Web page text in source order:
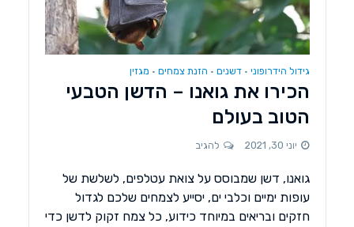
גידול הידרופוני • דשנים • הזנת צמחים • מגזין
הכירו את גואנו – הדשן הטבעי
הטוב בעולם
יוני 30, 2021 להגיב
גואנו, דשן שמבוסס על צואת עטלפים, לשלשת של
עופות ימיים וכלבי ים, יסייע לצמחים שלכם לגדול
חזקים ובריאים במיוחד כידוע, כל צמח זקוק לדשן כדי